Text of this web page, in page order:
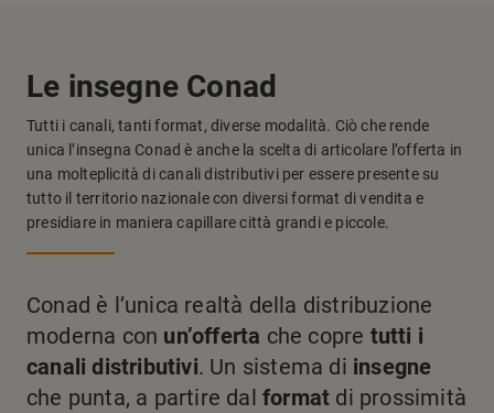
Le insegne Conad
Tutti i canali, tanti format, diverse modalità. Ciò che rende
unica l’insegna Conad è anche la scelta di articolare l’offerta in
una molteplicità di canali distributivi per essere presente su
tutto il territorio nazionale con diversi format di vendita e
presidiare in maniera capillare città grandi e piccole.
Conad è l’unica realtà della distribuzione
moderna con un’offerta che copre tutti i
canali distributivi. Un sistema di insegne
che punta, a partire dal format di prossimità